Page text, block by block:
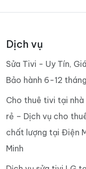
Dịch vụ
Sửa Tivi - Uy Tín,
Bảo hành 6-12 tháng
Cho thuê tivi tại nhà
rẻ – Dịch vụ cho
chất lượng tại Điện
Minh